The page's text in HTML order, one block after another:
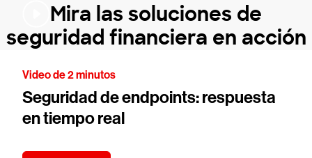
Mira las soluciones de
seguridad financiera en acción
Video de 2 minutos
Seguridad de endpoints: respuesta
en tiempo real